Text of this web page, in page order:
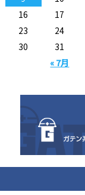
« 7月
16
17
23
24
30
31